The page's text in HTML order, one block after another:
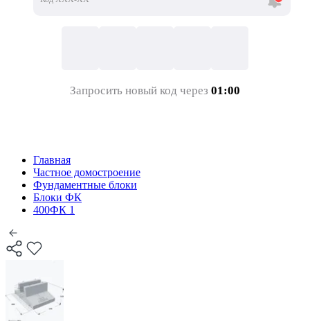
Запросить новый код через 01:00
Главная
Частное домостроение
Фундаментные блоки
Блоки ФК
400ФК 1